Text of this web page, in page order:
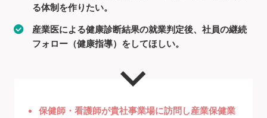
る体制を作りたい。
産業医による健康診断結果の就業判定後、社員の継続
フォロー（健康指導）をしてほしい。
保健師・看護師が貴社事業場に訪問し産業保健業